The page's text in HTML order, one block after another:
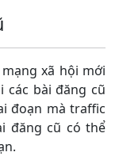
xã hội mới
các bài đăng cũ
đoạn mà traffic
đăng cũ có thể